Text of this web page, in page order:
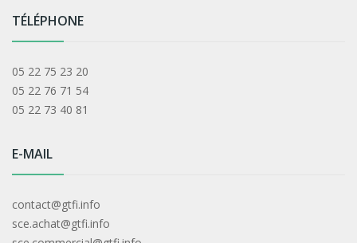
TÉLÉPHONE
05 22 75 23 20
05 22 76 71 54
05 22 73 40 81
E-MAIL
contact@gtfi.info
sce.achat@gtfi.info